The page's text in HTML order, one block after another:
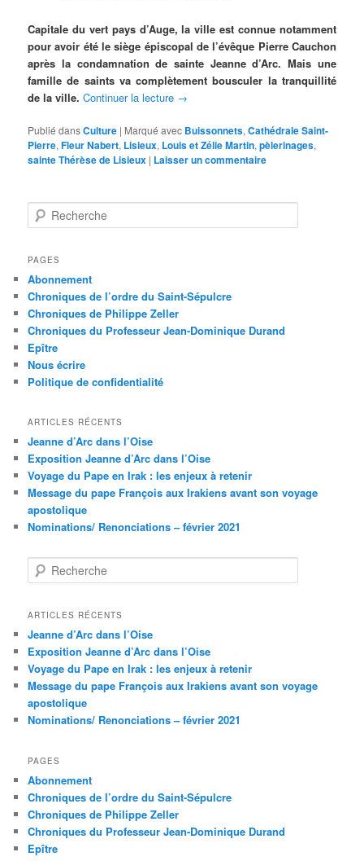
Capitale du vert pays d’Auge, la ville est connue notamment
pour avoir été le siège épiscopal de l’évêque Pierre Cauchon
après la condamnation de sainte Jeanne d’Arc. Mais une
famille de saints va complètement bousculer la tranquillité
de la ville. Continuer la lecture →
Publié dansCulture | Marqué avec Buissonnets,Cathédrale Saint-
Pierre,Fleur Nabert, Lisieux, Louis et Zélie Martin,pèlerinages,
sainte Thérèse de Lisieux | Laisser un commentaire
e
h
r
c
h
e
PAGES
Abonnement
Chroniques de l’ordre du Saint-Sépulcre
Chroniques de Philippe Zeller
Chroniques du Professeur Jean-Dominique Durand
Epître
Nous écrire
Politique de confidentialité
ARTICLES RÉCENTS
Jeanne d’Arc dans l’Oise
Exposition Jeanne d’Arc dans l’Oise
Voyage du Pape en Irak : les enjeux à retenir
Message du pape François aux Irakiens avant son voyage
apostolique
Nominations/ Renonciations – février 2021
e
h
r
c
h
e
ARTICLES RÉCENTS
Jeanne d’Arc dans l’Oise
Exposition Jeanne d’Arc dans l’Oise
Voyage du Pape en Irak : les enjeux à retenir
Message du pape François aux Irakiens avant son voyage
apostolique
Nominations/ Renonciations – février 2021
PAGES
Abonnement
Chroniques de l’ordre du Saint-Sépulcre
Chroniques de Philippe Zeller
Chroniques du Professeur Jean-Dominique Durand
Epître